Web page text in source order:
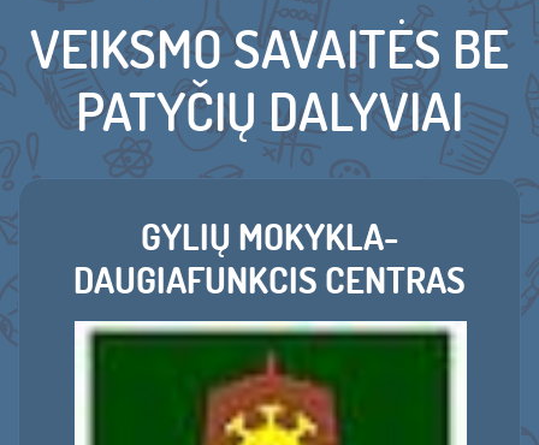
VEIKSMO SAVAITĖS BE
PATYČIŲ DALYVIAI
GYLIŲ MOKYKLA-
DAUGIAFUNKCIS CENTRAS